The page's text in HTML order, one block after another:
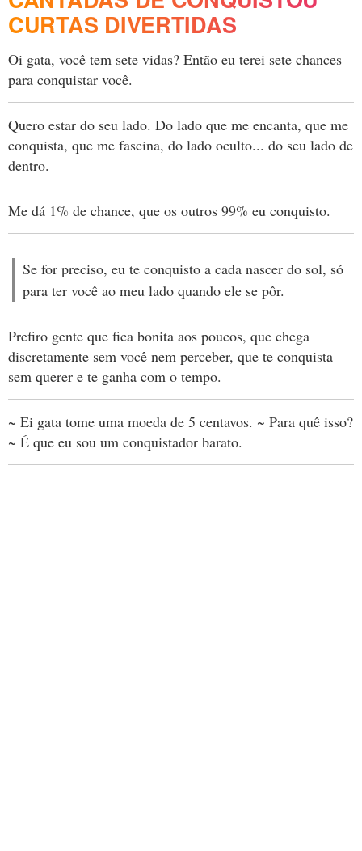
CURTAS DIVERTIDAS
Oi gata, você tem sete vidas? Então eu terei sete chances
para conquistar você.
Quero estar do seu lado. Do lado que me encanta, que me
conquista, que me fascina, do lado oculto... do seu lado de
dentro.
Me dá 1% de chance, que os outros 99% eu conquisto.
Se for preciso, eu te conquisto a cada nascer do sol, só
para ter você ao meu lado quando ele se pôr.
Prefiro gente que fica bonita aos poucos, que chega
discretamente sem você nem perceber, que te conquista
sem querer e te ganha com o tempo.
~ Ei gata tome uma moeda de 5 centavos. ~ Para quê isso?
~ É que eu sou um conquistador barato.